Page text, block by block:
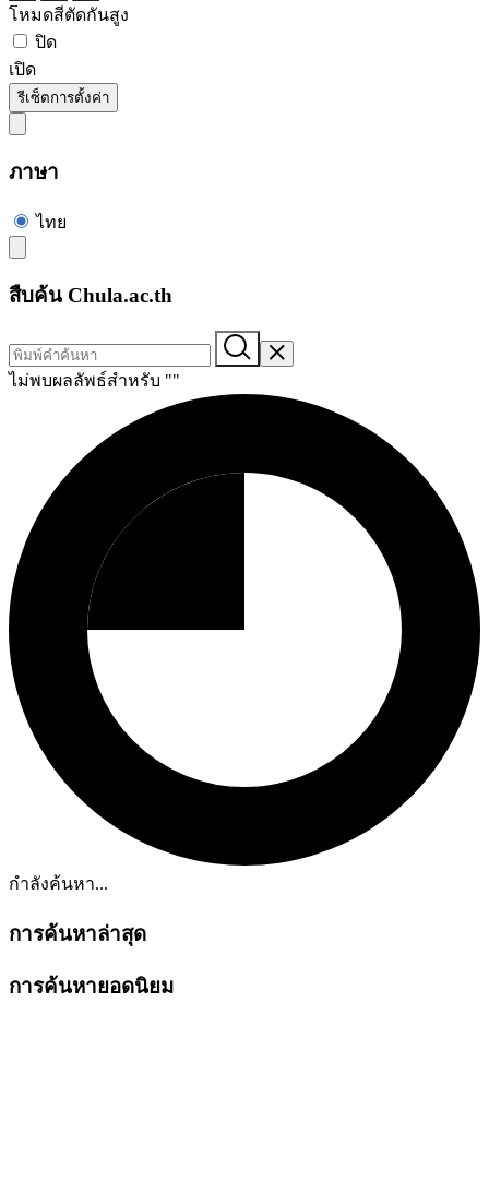
โหมดสีตัดกันสูง
ปิด
เปิด
รีเซ็ตการตั้งค่า
ภาษา
ไทย
สืบค้น Chula.ac.th
ไม่พบผลลัพธ์สำหรับ ""
กำลังค้นหา...
การค้นหาล่าสุด
การค้นหายอดนิยม